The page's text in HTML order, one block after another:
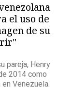
el uso de
de su
pareja, Henry
2014 como
Venezuela.